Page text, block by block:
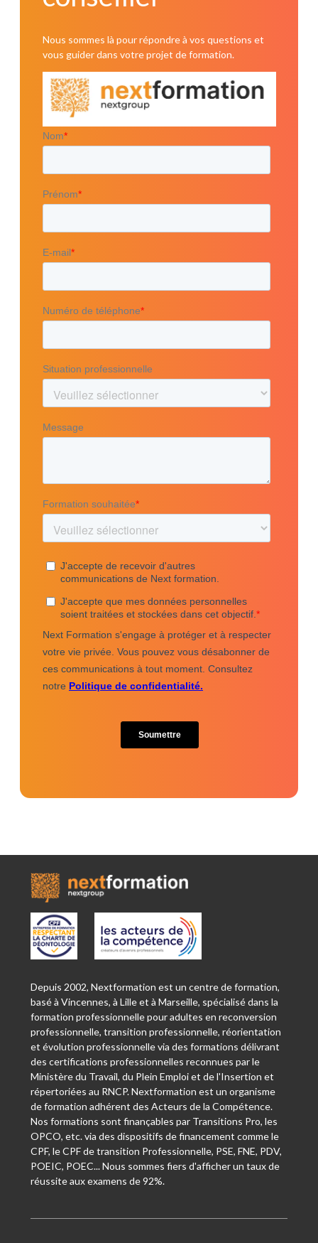
Nous sommes là pour répondre à vos questions et
vous guider dans votre projet de formation.
Depuis 2002, Nextformation est un centre de formation,
basé à Vincennes, à Lille et à Marseille, spécialisé dans la
formation professionnelle pour adultes en reconversion
professionnelle, transition professionnelle, réorientation
et évolution professionnelle via des formations délivrant
des certifications professionnelles reconnues par le
Ministère du Travail, du Plein Emploi et de l'Insertion et
répertoriées au RNCP. Nextformation est un organisme
de formation adhérent des Acteurs de la Compétence.
Nos formations sont finançables par Transitions Pro, les
OPCO, etc. via des dispositifs de financement comme le
CPF, le CPF de transition Professionnelle, PSE, FNE, PDV,
POEIC, POEC... Nous sommes fiers d'afficher un taux de
réussite aux examens de 92%.